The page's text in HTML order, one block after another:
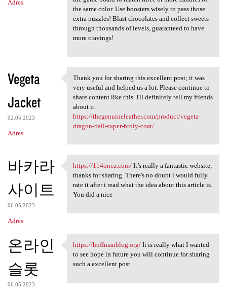
Adres
the same color. Use boosters wisely to pass those
extra puzzles! Blast chocolates and collect sweets
through thousands of levels, guaranteed to have
more cravings!
Vegeta
Jacket
02.05.2023
Adres
Thank you for sharing this
Thank you for sharing this excellent post; it was
very useful and helped us a lot. Please continue to
share content like this. I'll definitely tell my friends
about it.
https://thegenuineleather.com/product/vegeta-
dragon-ball-super-broly-coat/
바카라
사이트
06.05.2023
Adres
https://114onca.com/ It’s
https://114onca.com/It’s really a fantastic website,
thanks for sharing. There's no doubt i would fully
rate it after i read what the idea about this article is.
You did a nice
온라인
슬롯
06.05.2023
https://hoffmanblog.org/ It
https://hoffmanblog.org/It is really what I wanted
to see hope in future you will continue for sharing
such a excellent post